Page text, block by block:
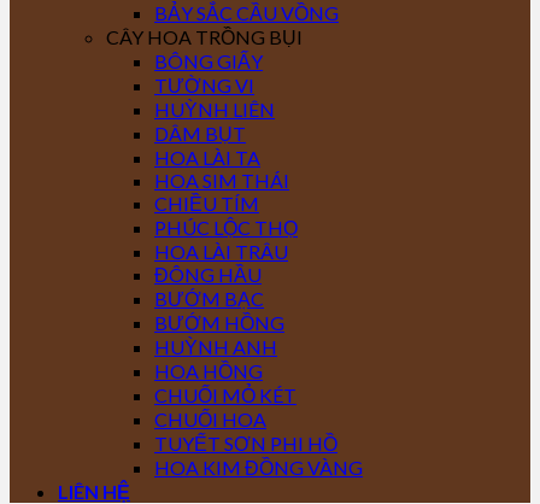
BẢY SẮC CẦU VỒNG
CÂY HOA TRỒNG BỤI
BÔNG GIẤY
TƯỜNG VI
HUỲNH LIÊN
DÂM BỤT
HOA LÀI TA
HOA SIM THÁI
CHIỀU TÍM
PHÚC LỘC THỌ
HOA LÀI TRÂU
ĐÔNG HẦU
BƯỚM BẠC
BƯỚM HỒNG
HUỲNH ANH
HOA HỒNG
CHUỐI MỎ KÉT
CHUỐI HOA
TUYẾT SƠN PHI HỒ
HOA KIM ĐỒNG VÀNG
LIÊN HỆ